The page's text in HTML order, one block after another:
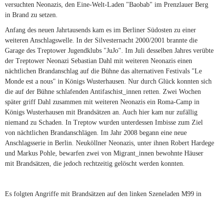
versuchten Neonazis, den Eine-Welt-Laden "Baobab" im Prenzlauer Berg
in Brand zu setzen.
Anfang des neuen Jahrtausends kam es im Berliner Südosten zu einer
weiteren Anschlagswelle. In der Silvesternacht 2000/2001 brannte die
Garage des Treptower Jugendklubs "JuJo". Im Juli desselben Jahres verübte
der Treptower Neonazi Sebastian Dahl mit weiteren Neonazis einen
nächtlichen Brandanschlag auf die Bühne das alternativen Festivals "Le
Monde est a nous" in Königs Wusterhausen. Nur durch Glück konnten sich
die auf der Bühne schlafenden Antifaschist_innen retten. Zwei Wochen
später griff Dahl zusammen mit weiteren Neonazis ein Roma-Camp in
Königs Wusterhausen mit Brandsätzen an. Auch hier kam nur zufällig
niemand zu Schaden. In Treptow wurden unterdessen Imbisse zum Ziel
von nächtlichen Brandanschlägen. Im Jahr 2008 begann eine neue
Anschlagsserie in Berlin. Neuköllner Neonazis, unter ihnen Robert Hardege
und Markus Pohle, bewarfen zwei von Migrant_innen bewohnte Häuser
mit Brandsätzen, die jedoch rechtzeitig gelöscht werden konnten.
Es folgten Angriffe mit Brandsätzen auf den linken Szeneladen M99 in